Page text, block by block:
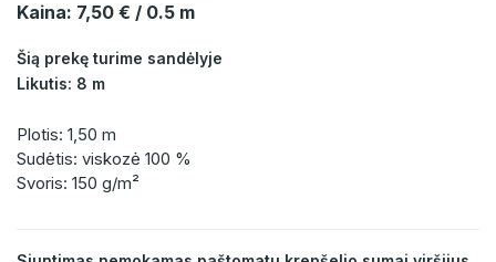
Kaina: 7,50 € / 0.5 m
Šią prekę turime sandėlyje
Likutis: 8 m
Plotis: 1,50 m
Sudėtis: viskozė 100 %
Svoris: 150 g/m²